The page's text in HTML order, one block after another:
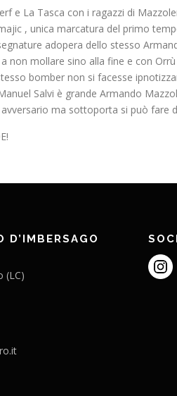
e La Tasca con i ragazzi di
, unica marcatura del primo
adopera dello stesso
non mollare sino alla fine e con
bomber non si facesse
Salvi è grande Armando
ma sottoporta si può fare
D’IMBERSAGO
(LC)